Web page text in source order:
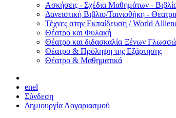
Ασκήσεις - Σχέδια Μαθημάτων -
Δανειστική Βιβλιο/Ταινιοθήκη -
Τέχνες στην Εκπαίδευση / World
Θέατρο και Φυλακή
Θέατρο και διδασκαλία Ξένων
Θέατρο & Πρόληψη της Εξάρτησης
Θέατρο & Μαθηματικά
enel
Σύνδεση
Δημιουργία Λογαριασμού